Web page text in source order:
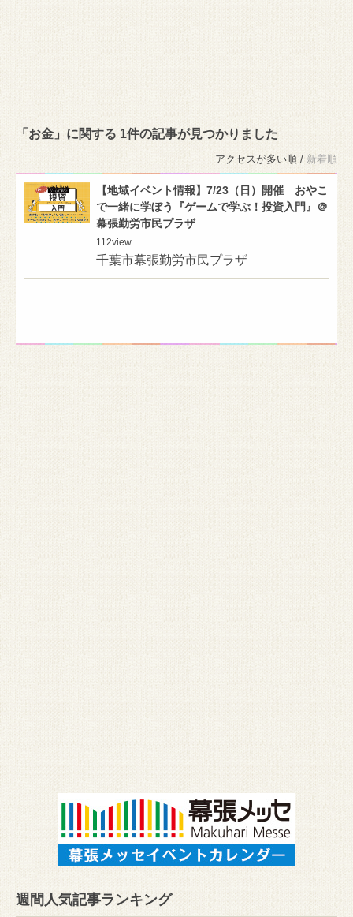
「お金」に関する 1件の記事が見つかりました
アクセスが多い順 / 新着順
【地域イベント情報】7/23（日）開催 おやこ
で一緒に学ぼう『ゲームで学ぶ！投資入門』＠
幕張勤労市民プラザ
112view
千葉市幕張勤労市民プラザ
週間人気記事ランキング